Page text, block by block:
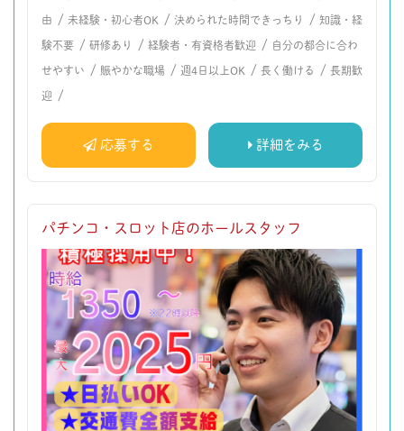
由 / 未経験・初心者OK / 決められた時間できっちり / 知識・経
験不要 / 研修あり / 経験者・有資格者歓迎 / 自分の都合に合わ
せやすい / 賑やかな職場 / 週4日以上OK / 長く働ける / 長期歓
迎 /
応募する 詳細をみる
パチンコ・スロット店のホールスタッフ